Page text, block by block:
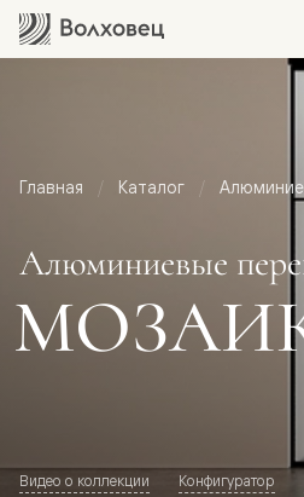
Главная Каталог
Алюминиевые
Видео о коллекции Конфигуратор